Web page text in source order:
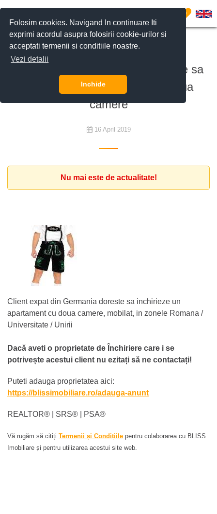
Folosim cookies. Navigand In continuare Iti
exprimi acordul asupra folosirii cookie-urilor si
acceptati termenii si conditiile noastre.
Vezi detalii
Inchide
0
De închiriat
Client expat din Germania doreste sa
inchirieze un apartament cu doua
camere
16 April 2019
Nu mai este de actualitate!
Client expat din Germania doreste sa inchirieze un
apartament cu doua camere, mobilat, in zonele Romana /
Universitate / Unirii
Dacă aveti o proprietate de Închiriere care i se
potrivește acestui client nu ezitați să ne contactați!
Puteti adauga proprietatea aici:
https://blissimobiliare.ro/adauga-anunt
REALTOR®️ | SRS®️ | PSA®️
Vă rugăm să citiți Termenii și Condițiile pentru colaborarea cu BLISS
Imobiliare și pentru utilizarea acestui site web.